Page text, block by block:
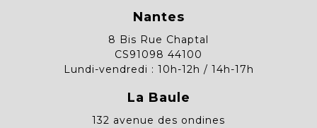
Nantes
8 Bis Rue Chaptal
CS91098 44100
Lundi-vendredi : 10h-12h / 14h-17h
La Baule
132 avenue des ondines